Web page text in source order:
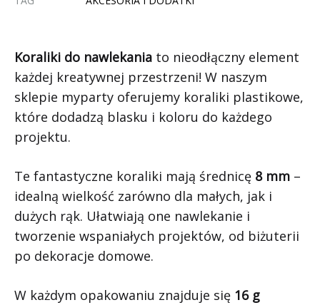
Koraliki do nawlekania to nieodłączny element
każdej kreatywnej przestrzeni! W naszym
sklepie myparty oferujemy koraliki plastikowe,
które dodadzą blasku i koloru do każdego
projektu.
Te fantastyczne koraliki mają średnicę 8 mm –
idealną wielkość zarówno dla małych, jak i
dużych rąk. Ułatwiają one nawlekanie i
tworzenie wspaniałych projektów, od biżuterii
po dekoracje domowe.
W każdym opakowaniu znajduje się 16 g